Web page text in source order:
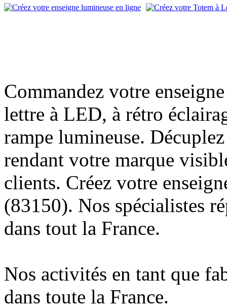
Commandez votre
lettre à LED, à rétro
rampe lumineuse.
rendant votre marque
clients. Créez votre
(83150). Nos spécialistes
dans tout la France.
Nos activités en tant que
dans toute la France.